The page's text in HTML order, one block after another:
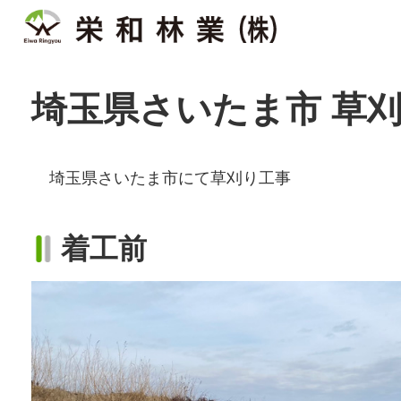
埼玉県さいたま市 草
埼玉県さいたま市にて草刈り工事
着工前